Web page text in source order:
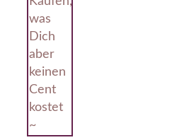
was
Dich
aber
keinen
Cent
kostet
~